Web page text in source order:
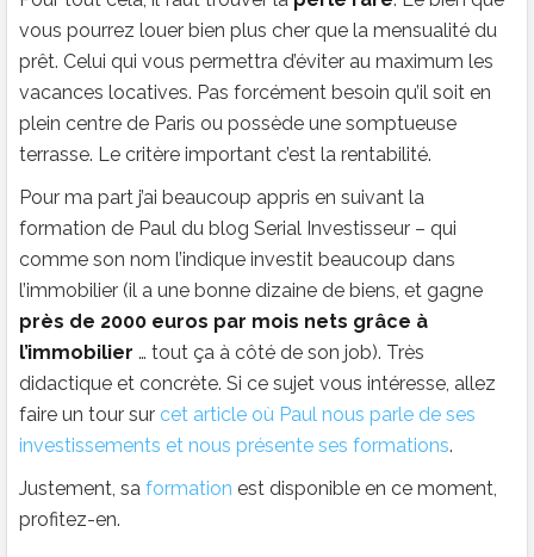
vous pourrez louer bien plus cher que la mensualité du
prêt. Celui qui vous permettra d’éviter au maximum les
vacances locatives. Pas forcément besoin qu’il soit en
plein centre de Paris ou possède une somptueuse
terrasse. Le critère important c’est la rentabilité.
Pour ma part j’ai beaucoup appris en suivant la
formation de Paul du blog Serial Investisseur – qui
comme son nom l’indique investit beaucoup dans
l’immobilier (il a une bonne dizaine de biens, et gagne
près de 2000 euros par mois nets grâce à
l’immobilier … tout ça à côté de son job). Très
didactique et concrète. Si ce sujet vous intéresse, allez
faire un tour sur cet article où Paul nous parle de ses
investissements et nous présente ses formations.
Justement, sa formation est disponible en ce moment,
profitez-en.